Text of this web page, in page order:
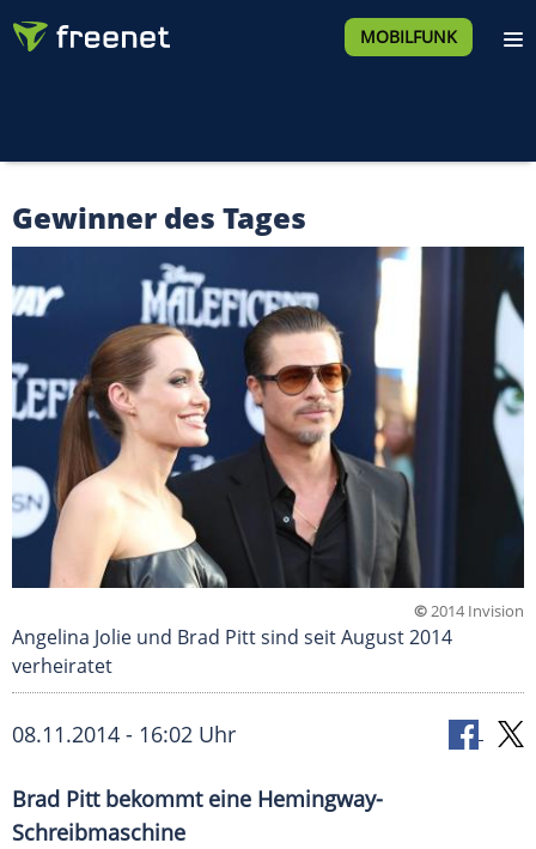
MOBILFUNK
Gewinner des Tages
©2014 Invision
Angelina Jolie und Brad Pitt sind seit August 2014
verheiratet
08.11.2014 - 16:02 Uhr
Brad Pitt bekommt eine Hemingway-
Schreibmaschine